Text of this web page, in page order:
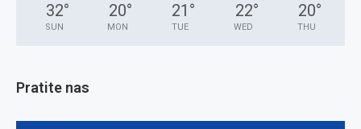
32°
SUN
20°
MON
21 °
TUE
22°
WED
20°
THU
Pratite nas